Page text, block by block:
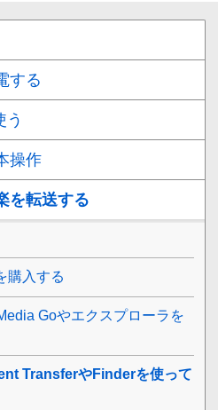
する
う
操作
を転送する
購入する
Goやエクスプローラを
TransferやFinderを使って